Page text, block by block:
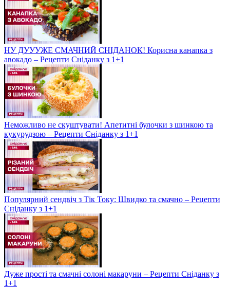
НУ ДУУУЖЕ СМАЧНИЙ СНІДАНОК! Корисна канапка з
авокадо – Рецепти Сніданку з 1+1
Неможливо не скуштувати! Апетитні булочки з шинкою та
кукурудзою – Рецепти Сніданку з 1+1
Популярний сендвіч з Тік Току: Швидко та смачно – Рецепти
Сніданку з 1+1
Дуже прості та смачні солоні макаруни – Рецепти Сніданку з
1+1